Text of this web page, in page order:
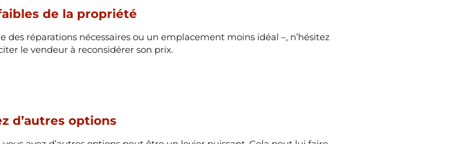
de la propriété
des réparations nécessaires ou un emplacement moins idéal –, n’hésitez
le vendeur à reconsidérer son prix.
d’autres options